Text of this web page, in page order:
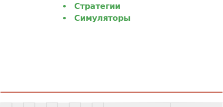
Стратегии
Симуляторы